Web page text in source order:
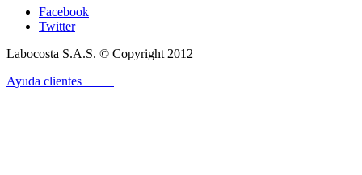
Facebook
Twitter
Labocosta S.A.S. © Copyright 2012
Ayuda clientes